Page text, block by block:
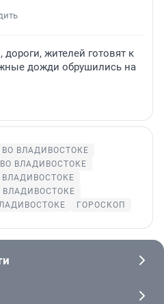
жителей готовят к
дожди обрушились на
ВЛАДИВОСТОКЕ
ВЛАДИВОСТОКЕ
ВЛАДИВОСТОКЕ
ГОРОСКОП